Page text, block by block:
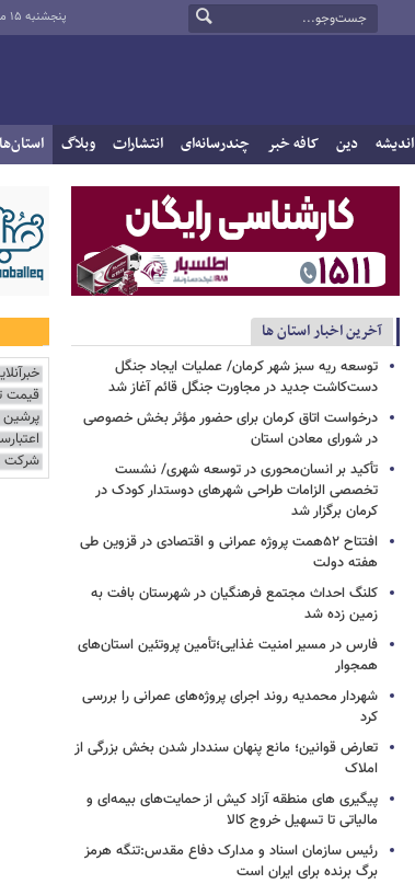
پنجشنبه ۱۵ مرداد ۱۴۰۵
اندیشه دین کافه خبر چندرسانه‌ای انتشارات وبلاگ استان‌ها
آخرین اخبار استان ها
توسعه ریه سبز شهر کرمان/ عملیات ایجاد جنگل
دست‌کاشت جدید در مجاورت جنگل قائم آغاز شد
درخواست اتاق کرمان برای حضور مؤثر بخش خصوصی
در شورای معادن استان
تأکید بر انسان‌محوری در توسعه شهری/ نشست
تخصصی الزامات طراحی شهرهای دوستدار کودک در
کرمان برگزار شد
افتتاح ۵۲همت پروژه عمرانی و اقتصادی در قزوین طی
هفته دولت
کلنگ احداث مجتمع فرهنگیان در شهرستان بافت به
زمین زده شد
فارس در مسیر امنیت غذایی؛تأمین‌ پروتئین استان‌های
همجوار
شهردار محمدیه روند اجرای پروژه‌های عمرانی را بررسی
کرد
تعارض قوانین؛ مانع پنهان سنددار شدن بخش بزرگی از
املاک
پیگیری های منطقه آزاد کیش از حمایت‌های بیمه‌ای و
مالیاتی تا تسهیل خروج کالا
رئیس سازمان اسناد و مدارک دفاع مقدس:تنگه هرمز
برگ برنده برای ایران است
قیمت
شرکت